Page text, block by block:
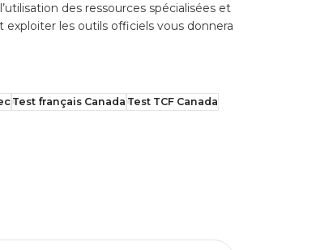
des ressources spécialisées et
exploiter les outils officiels vous donnera
Test français Canada Test TCF Canada